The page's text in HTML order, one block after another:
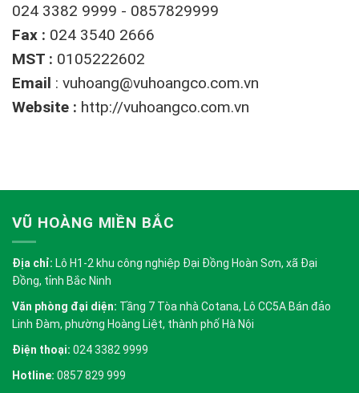
024 3382 9999 - 0857829999
Fax : 024 3540 2666
MST : 0105222602
Email : vuhoang@vuhoangco.com.vn
Website : http://vuhoangco.com.vn
VŨ HOÀNG MIỀN BẮC
Địa chỉ: Lô H1-2 khu công nghiệp Đại Đồng Hoàn Sơn, xã Đại
Đồng, tỉnh Bắc Ninh
Văn phòng đại diện: Tầng 7 Tòa nhà Cotana, Lô CC5A Bán đảo
Linh Đàm, phường Hoàng Liệt, thành phố Hà Nội
Điện thoại: 024 3382 9999
Hotline: 0857 829 999